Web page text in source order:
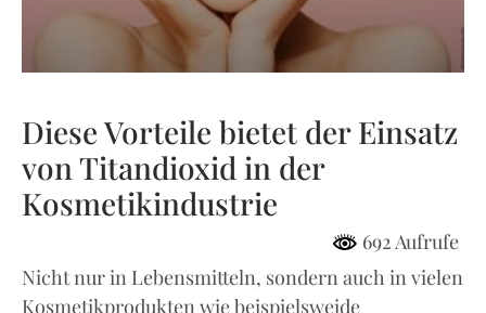
Diese Vorteile bietet der Einsatz
von Titandioxid in der
Kosmetikindustrie
692 Aufrufe
Nicht nur in Lebensmitteln, sondern auch in vielen
Kosmetikprodukten wie beispielsweide